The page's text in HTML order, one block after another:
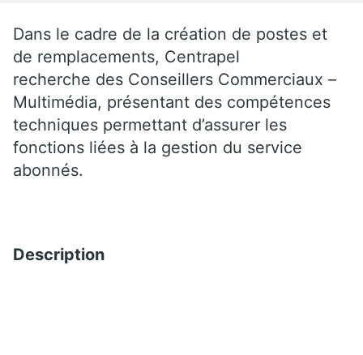
Dans le cadre de la création de postes et
de remplacements, Centrapel
recherche des Conseillers Commerciaux –
Multimédia, présentant des compétences
techniques permettant d’assurer les
fonctions liées à la gestion du service
abonnés.
Description